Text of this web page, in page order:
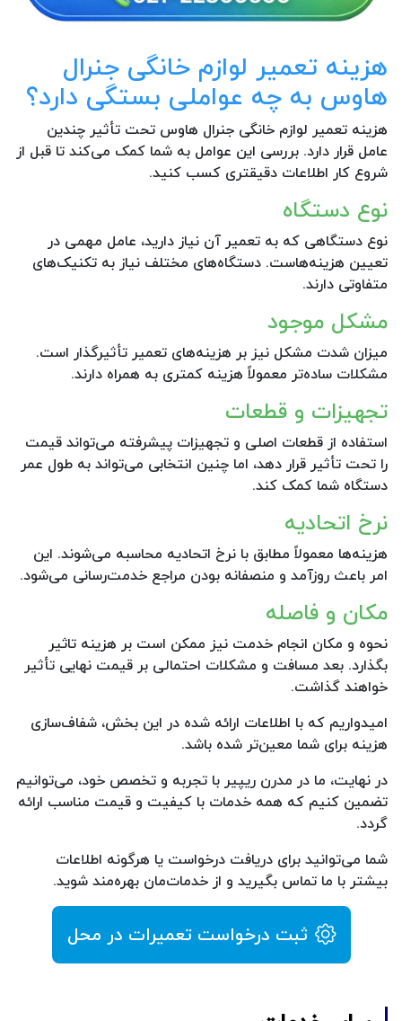
هزینه تعمیر لوازم خانگی جنرال
هاوس به چه عواملی بستگی دارد؟
هزینه تعمیر لوازم خانگی جنرال هاوس تحت تأثیر چندین
عامل قرار دارد. بررسی این عوامل به شما کمک می‌کند تا قبل از
شروع کار اطلاعات دقیقتری کسب کنید.
نوع دستگاه
نوع دستگاهی که به تعمیر آن نیاز دارید، عامل مهمی در
تعیین هزینه‌هاست. دستگاه‌های مختلف نیاز به تکنیک‌های
متفاوتی دارند.
مشکل موجود
میزان شدت مشکل نیز بر هزینه‌های تعمیر تأثیرگذار است.
مشکلات ساده‌تر معمولاً هزینه کمتری به همراه دارند.
تجهیزات و قطعات
استفاده از قطعات اصلی و تجهیزات پیشرفته می‌تواند قیمت
را تحت تأثیر قرار دهد، اما چنین انتخابی می‌تواند به طول عمر
دستگاه شما کمک کند.
نرخ اتحادیه
هزینه‌ها معمولاً مطابق با نرخ اتحادیه محاسبه می‌شوند. این
امر باعث روزآمد و منصفانه بودن مراجع خدمت‌رسانی می‌شود.
مکان و فاصله
نحوه و مکان انجام خدمت نیز ممکن است بر هزینه تاثیر
بگذارد. بعد مسافت و مشکلات احتمالی بر قیمت نهایی تأثیر
خواهند گذاشت.
امیدواریم که با اطلاعات ارائه شده در این بخش، شفاف‌سازی
هزینه برای شما معین‌تر شده باشد.
در نهایت، ما در مدرن ریپیر با تجربه و تخصص خود، می‌توانیم
تضمین کنیم که همه خدمات با کیفیت و قیمت مناسب ارائه
گردد.
شما می‌توانید برای دریافت درخواست یا هرگونه اطلاعات
بیشتر با ما تماس بگیرید و از خدمات‌مان بهره‌مند شوید.
ثبت درخواست تعمیرات در محل